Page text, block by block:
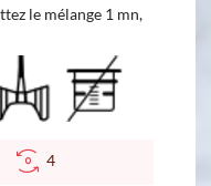
le mélange 1 mn,
4